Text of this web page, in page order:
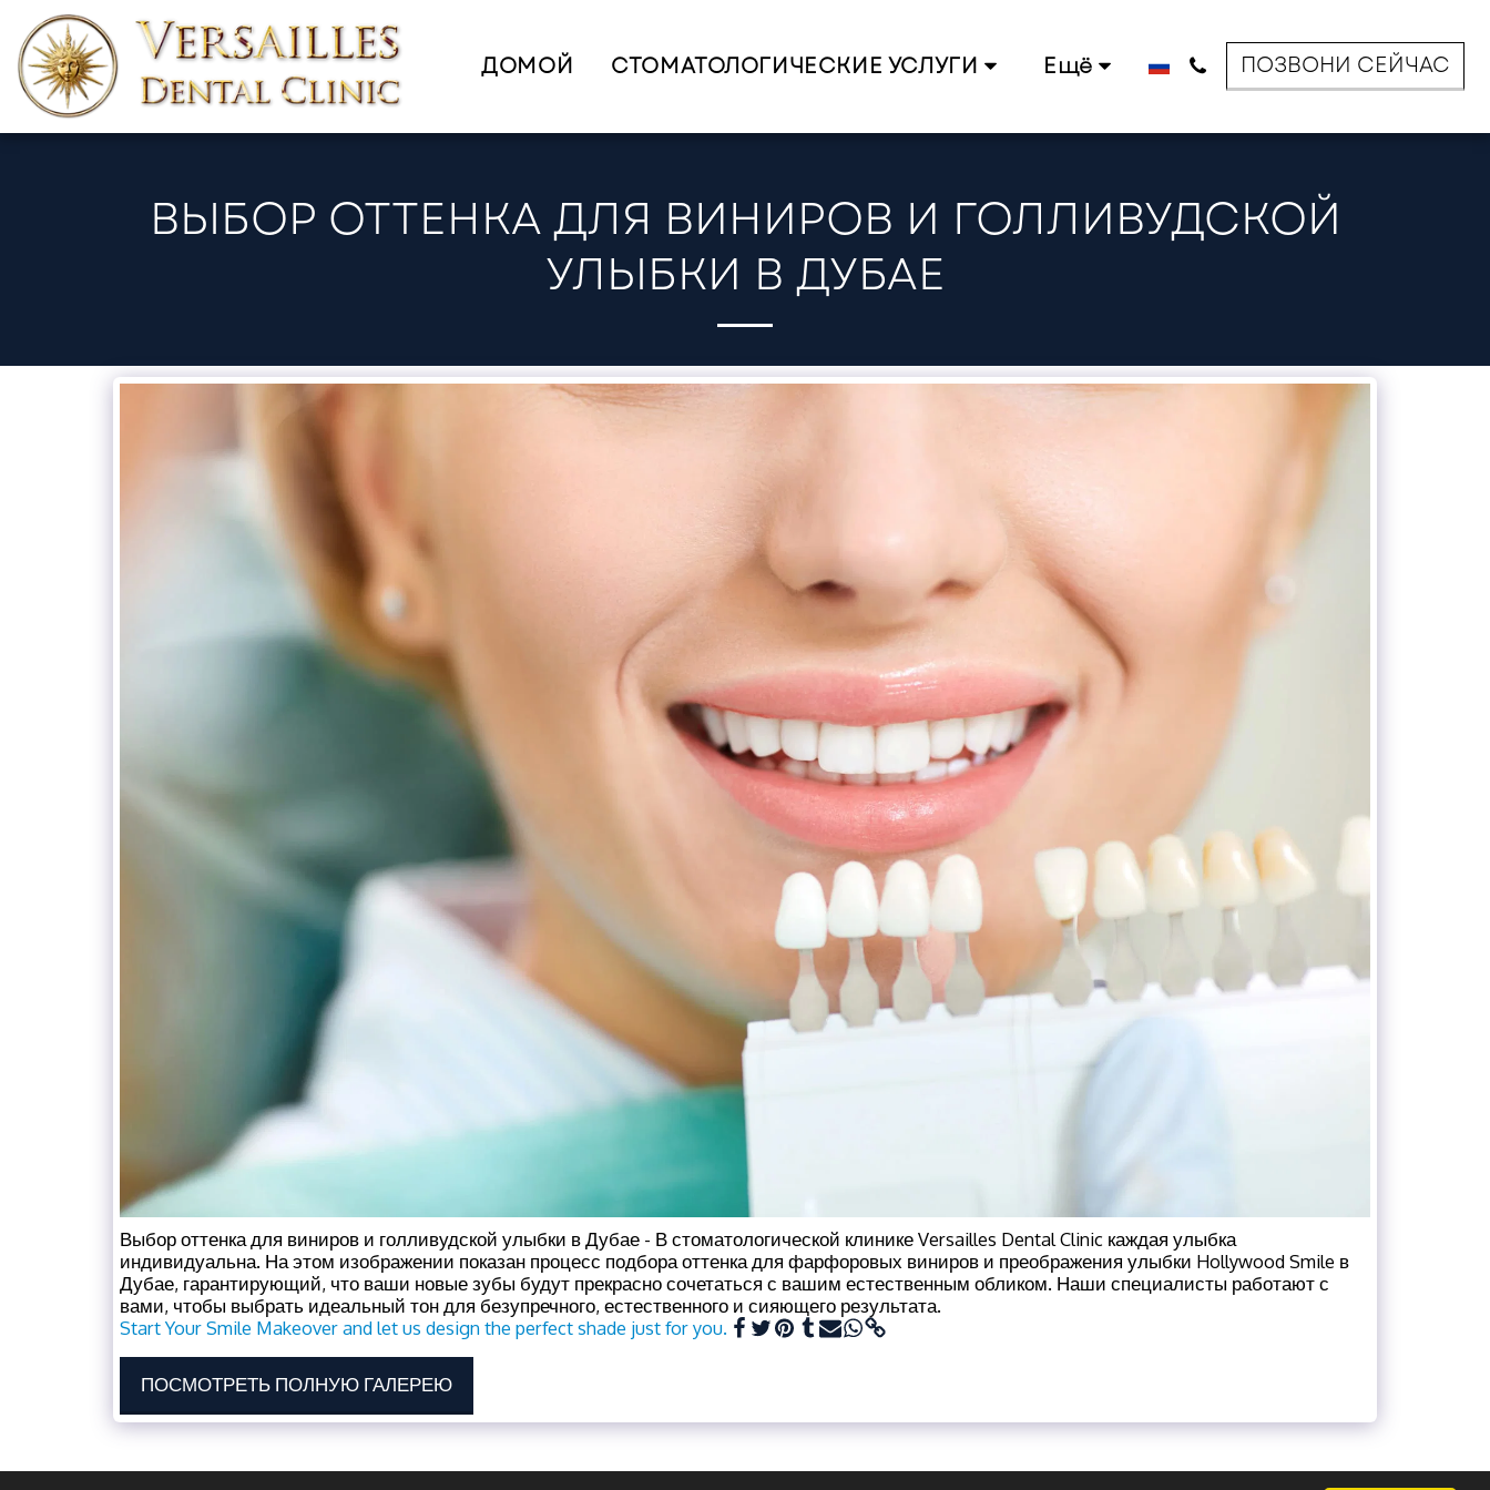
ДОМОЙ СТОМАТОЛОГИЧЕСКИЕ УСЛУГИ Ещё ПОЗВОНИ СЕЙЧАС
ВЫБОР ОТТЕНКА ДЛЯ ВИНИРОВ И ГОЛЛИВУДСКОЙ
УЛЫБКИ В ДУБАЕ
Выбор оттенка для виниров и голливудской улыбки в Дубае - В стоматологической клинике Versailles Dental Clinic каждая улыбка
индивидуальна. На этом изображении показан процесс подбора оттенка для фарфоровых виниров и преображения улыбки Hollywood Smile в
Дубае, гарантирующий, что ваши новые зубы будут прекрасно сочетаться с вашим естественным обликом. Наши специалисты работают с
вами, чтобы выбрать идеальный тон для безупречного, естественного и сияющего результата.
Start Your Smile Makeover and let us design the perfect shade just for you.
ПОСМОТРЕТЬ ПОЛНУЮ ГАЛЕРЕЮ